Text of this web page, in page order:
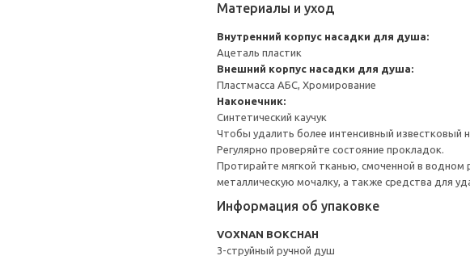
Материалы и уход
Внутренний корпус насадки для душа:
Ацеталь пластик
Внешний корпус насадки для душа:
Пластмасса АБС, Хромирование
Наконечник:
Синтетический каучук
Чтобы удалить более интенсивный известковый
Регулярно проверяйте состояние прокладок.
Протирайте мягкой тканью, смоченной в водном
металлическую мочалку, а также средства для
Информация об упаковке
VOXNAN ВОКСНАН
3-струйный ручной душ